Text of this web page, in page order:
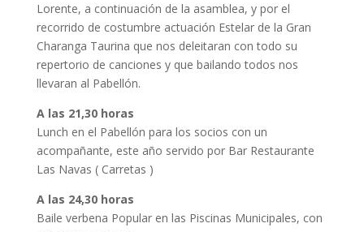
Lorente, a continuación de la asamblea, y por el
recorrido de costumbre actuación Estelar de la Gran
Charanga Taurina que nos deleitaran con todo su
repertorio de canciones y que bailando todos nos
llevaran al Pabellón.
A las 21,30 horas
Lunch en el Pabellón para los socios con un
acompañante, este año servido por Bar Restaurante
Las Navas ( Carretas )
A las 24,30 horas
Baile verbena Popular en las Piscinas Municipales, con